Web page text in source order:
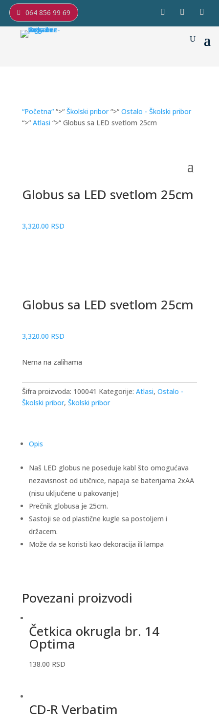
064 856 99 69
“Početna““>“ Školski pribor“>“ Ostalo - Školski pribor
“>“ Atlasi “>“ Globus sa LED svetlom 25cm
Globus sa LED svetlom 25cm
3,320.00 RSD
Globus sa LED svetlom 25cm
3,320.00 RSD
Nema na zalihama
Šifra proizvoda: 100041 Kategorije: Atlasi, Ostalo -
Školski pribor, Školski pribor
Opis
Naš LED globus ne poseduje kabl što omogućava
nezavisnost od utičnice, napaja se baterijama 2xAA
(nisu uključene u pakovanje)
Prečnik globusa je 25cm.
Sastoji se od plastične kugle sa postoljem i
držacem.
Može da se koristi kao dekoracija ili lampa
Povezani proizvodi
Četkica okrugla br. 14
Optima
138.00 RSD
CD-R Verbatim